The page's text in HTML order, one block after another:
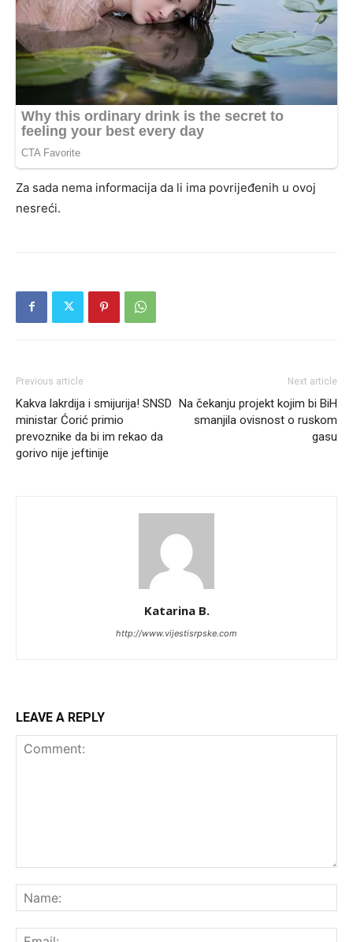
Za sada nema informacija da li ima povrijeđenih u ovoj
nesreći.
Previous article
Kakva lakrdija i smijurija! SNSD
ministar Ćorić primio
prevoznike da bi im rekao da
gorivo nije jeftinije
Next article
Na čekanju projekt kojim bi BiH
smanjila ovisnost o ruskom
gasu
Katarina B.
http://www.vijestisrpske.com
LEAVE A REPLY